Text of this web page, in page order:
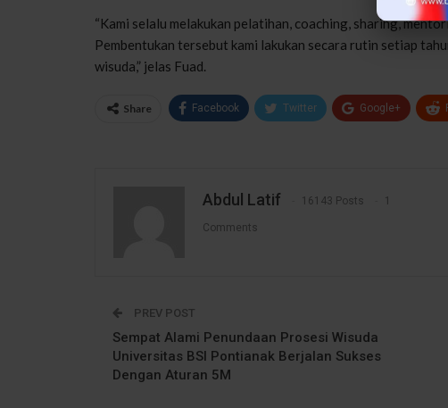
“Kami selalu melakukan pelatihan, coaching, sharing,
Pembentukan tersebut kami lakukan secara rutin setiap
wisuda,” jelas Fuad.
Share Facebook Twitter Google+
Abdul Latif 16143 Posts 1
Comments
PREV POST
Sempat Alami Penundaan Prosesi Wisuda
Universitas BSI Pontianak Berjalan Sukses
Dengan Aturan 5M